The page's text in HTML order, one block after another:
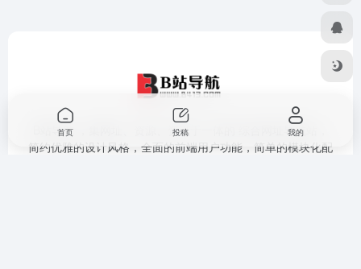
B站导航 ，集网址、资源、资讯于一体的 综合网址导航站，
简约优雅的设计风格，全面的前端用户功能，简单的模块化配
首页 投稿 我的